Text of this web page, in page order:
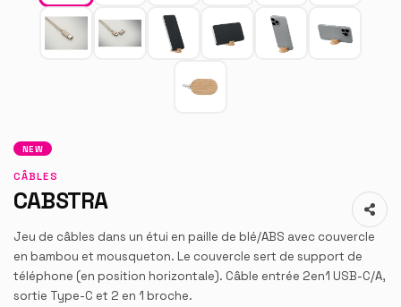
NEW
CÂBLES
CABSTRA
Jeu de câbles dans un étui en paille de blé/ABS avec couvercle
en bambou et mousqueton. Le couvercle sert de support de
téléphone (en position horizontale). Câble entrée 2en1 USB-C/A,
sortie Type-C et 2 en 1 broche.